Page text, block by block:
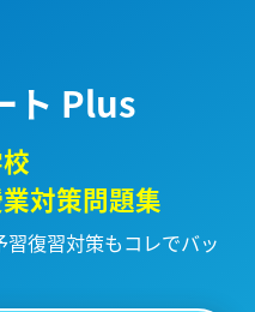
ト Plus
対策問題集
復習対策もコレでバッ